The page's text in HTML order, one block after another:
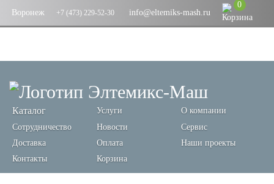
Воронеж +7 (473) 229-52-30 info@eltemiks-mash.ru
0
Каталог Услуги
О компании
Сотрудничество
Новости
Сервис
Доставка
Оплата
Наши проекты
Контакты
Корзина